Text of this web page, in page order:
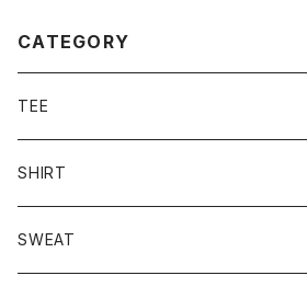
CATEGORY
TEE
SHIRT
SWEAT